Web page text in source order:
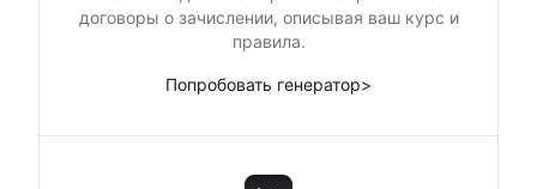
договоры о зачислении, описывая ваш курс и
правила.
Попробовать генератор>